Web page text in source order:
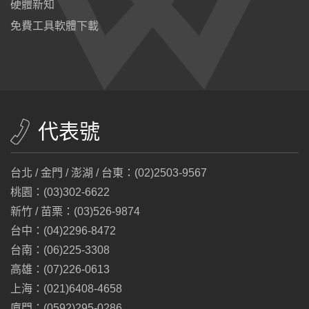
硬體新知
免費工具軟體下載
代表號
台北 / 金門 / 澎湖 / 台東：(02)2503-9567
桃園：(03)302-6622
新竹 / 苗栗：(03)526-9874
台中：(04)2296-8472
台南：(06)225-3308
高雄：(07)226-0613
上海：(021)6408-4658